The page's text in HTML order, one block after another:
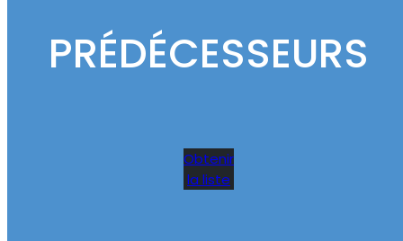
PRÉDÉCESSEURS
Obtenir
la liste